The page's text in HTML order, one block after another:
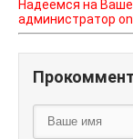
Надеемся на
администратор